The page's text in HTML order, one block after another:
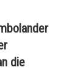
die